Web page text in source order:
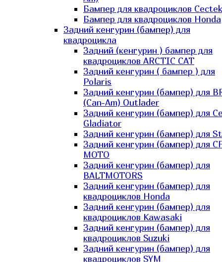
Бампер для квадроциклов Cectek
Бампер для квадроциклов Honda
Задний кенгурин (бампер) для
квадроцикла
Задний (кенгурин ) бампер для
квадроциклов ARCTIC CAT
Задний кенгурин ( бампер ) для
Polaris
Задний кенгурин (бампер) для
(Can-Am) Outlader
Задний кенгурин (бампер) для
Gladiator
Задний кенгурин (бампер) для
Задний кенгурин (бампер) для
MOTO
Задний кенгурин (бампер) для
BALTMOTORS
Задний кенгурин (бампер) для
квадроциклов Honda
Задний кенгурин (бампер) для
квадроциклов Kawasaki
Задний кенгурин (бампер) для
квадроциклов Suzuki
Задний кенгурин (бампер) для
квадроциклов SYM